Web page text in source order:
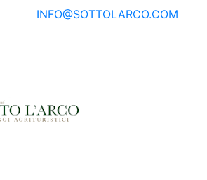
INFO@SOTTOLARCO.COM